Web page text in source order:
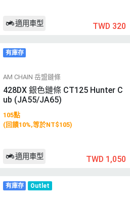
適用車型 TWD 320
有庫存
AM CHAIN 岳盟鏈條
428DX 銀色鏈條 CT125 Hunter C
ub (JA55/JA65)
105點
(回饋10%,等於NT$105)
適用車型 TWD 1,050
有庫存 Outlet